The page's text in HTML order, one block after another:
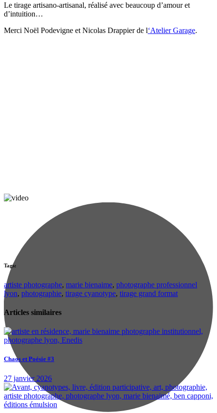
Le tirage artisano-artisanal, réalisé avec beaucoup d’amour et
d’intuition…
Merci Noël Podevigne et Nicolas Drappier de l‘Atelier Garage.
Tags:
artiste photographe, marie bienaime, photographe professionnel
lyon, photographie, tirage cyanotype, tirage grand format
Articles similaires
Chaos et Poésie #3
27 janvier 2026